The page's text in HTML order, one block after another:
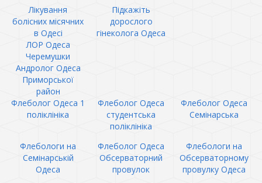
Лікування
болісних місячних
в Одесі
Підкажіть
дорослого
гінеколога Одеса
ЛОР Одеса
Черемушки
Андролог Одеса
Приморської
район
Флеболог Одеса 1
поліклініка
Флеболог Одеса
студентська
поліклініка
Флеболог Одеса
Семінарська
Флебологи на
Семінарській
Одеса
Флеболог Одеса
Обсерваторний
провулок
Флебологи на
Обсерваторному
провулку Одеса